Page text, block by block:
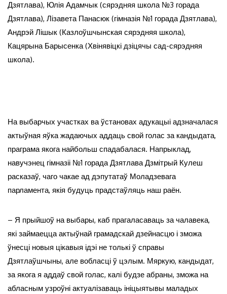
Дзятлава), Юлія Адамчык (сярэдняя школа №3 горада
Дзятлава), Лізавета Панасюк (гімназія №1 горада Дзятлава),
Андрэй Лішык (Казлоўшчынская сярэдняя школа),
Кацярына Барысенка (Хвінявіцкі дзіцячы сад-сярэдняя
школа).
На выбарчых участках ва ўстановах адукацыі адзначалася
актыўная яўка жадаючых аддаць свой голас за кандыдата,
праграма якога найбольш спадабалася. Напрыклад,
навучэнец гімназіі №1 горада Дзятлава Дзмітрый Кулеш
расказаў, чаго чакае ад дэпутатаў Моладзевага
парламента, якія будуць прадстаўляць наш раён.
– Я прыйшоў на выбары, каб прагаласаваць за чалавека,
які займаецца актыўнай грамадскай дзейнасцю і зможа
ўнесці новыя цікавыя ідэі не толькі ў справы
Дзятлаўшчыны, але вобласці ў цэлым. Мяркую, кандыдат,
за якога я аддаў свой голас, калі будзе абраны, зможа на
абласным узроўні актуалізаваць ініцыятывы маладых